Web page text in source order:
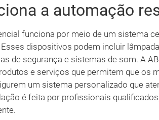
a automação
funciona por meio de um sistema
dispositivos podem incluir
de segurança e sistemas de som. A
e serviços que permitem que os
um sistema personalizado que
é feita por profissionais